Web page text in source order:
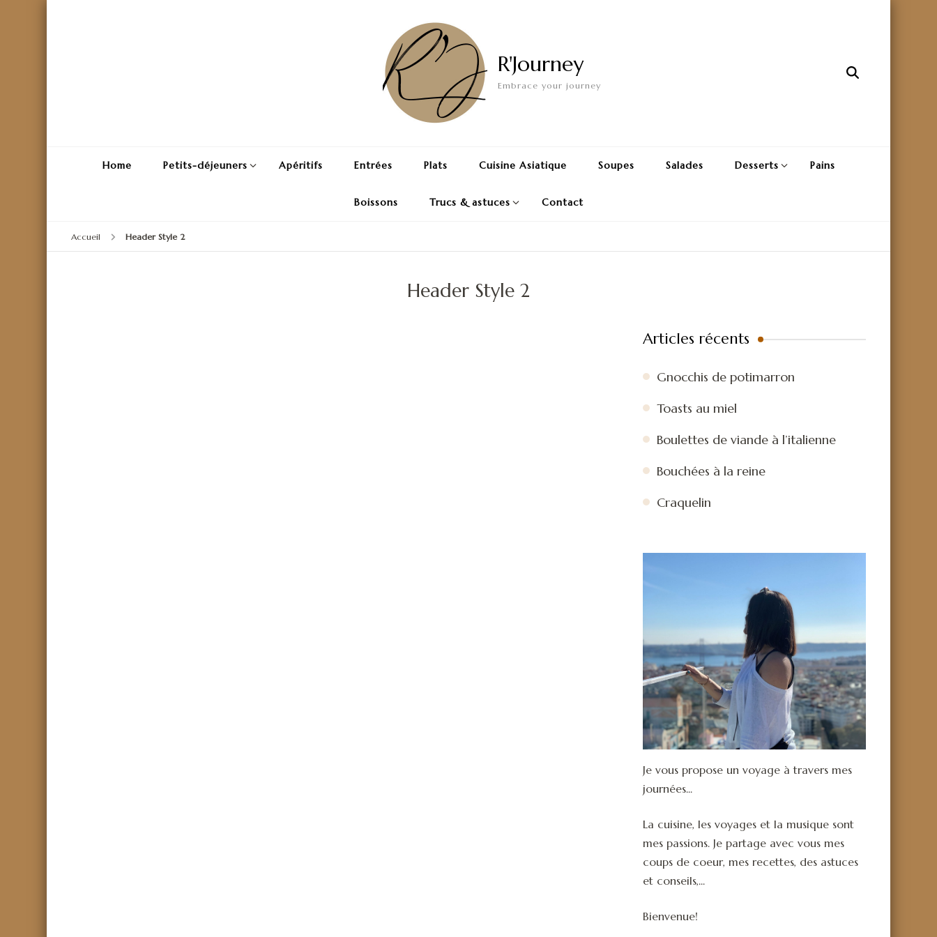
R'Journey
Embrace your journey
Home Petits-déjeuners Apéritifs Entrées Plats Cuisine Asiatique Soupes Salades Desserts Pains
Boissons Trucs & astuces Contact
Accueil Header Style 2
Header Style 2
Articles récents
Gnocchis de potimarron
Toasts au miel
Boulettes de viande à l’italienne
Bouchées à la reine
Craquelin
Je vous propose un voyage à travers mes
journées...
La cuisine, les voyages et la musique sont
mes passions. Je partage avec vous mes
coups de coeur, mes recettes, des astuces
et conseils,...
Bienvenue!